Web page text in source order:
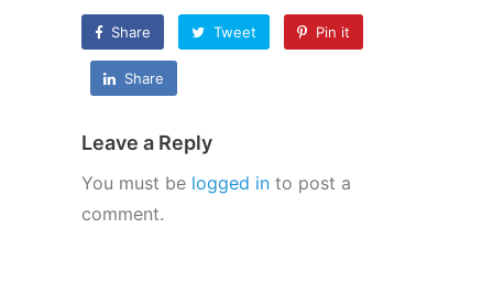
Share Tweet Pin it
Share
Leave a Reply
You must be logged in to post a
comment.